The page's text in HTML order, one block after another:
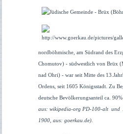
nordböhmische, am Südrand des
Chomutov) - südwestlich von Brüx
nad Ohri) - war seit Mitte des
Ordens, seit 1605 Königsstadt. Zu
deutsche Bevölkerungsanteil ca. 90%
aus: wikipedia-org PD-100-alt und
1900, aus: goerkau.de).